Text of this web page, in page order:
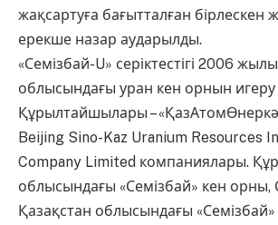
жақсартуға бағытталған бірлескен
ерекше назар аударылды.
«Семізбай-U» серіктестігі 2006
облысындағы уран кен орнын игеру
Құрылтайшылары –
Beijing Sino-Kaz Uranium Resources
Company Limited компаниялары.
облысындағы «Семізбай» кен орны,
Қазақстан облысындағы